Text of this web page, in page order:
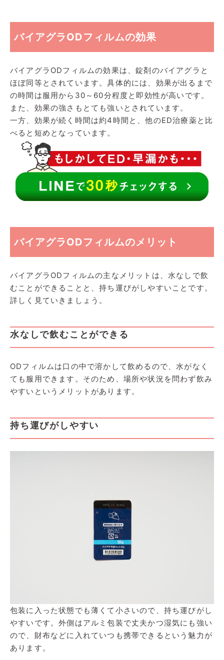
バイアグラODフィルムの効果
バイアグラODフィルムの効果は、錠剤のバイアグラと
ほぼ同等とされています。具体的には、効果が出るまで
の時間は服用から30～60分程度と即効性が高いです。
また、効果の強さもとても強いとされています。
一方、効果が続く時間は約4時間と、他のED治療薬と比
べると短めとなっています。
バイアグラODフィルムのメリット
バイアグラODフィルムの主なメリットは、水なしで飲
むことができることと、持ち運びがしやすいことです。
詳しく見ていきましょう。
水なしで飲むことができる
ODフィルムは口の中で溶かして飲めるので、水がなく
ても服用できます。そのため、場所や状況を問わず飲み
やすいというメリットがあります。
持ち運びがしやすい
包装に入った状態でも薄くて小さいので、持ち運びがし
やすいです。外側はアルミ包装で丈夫かつ湿気にも強い
ので、財布などに入れていつも携帯できるという魅力が
あります。